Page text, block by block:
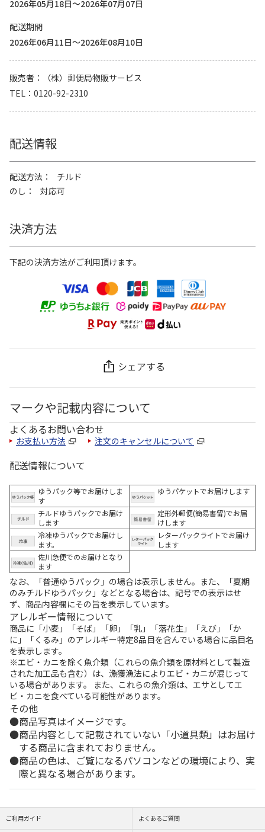
2026年05月18日～2026年07月07日
配送期間
2026年06月11日～2026年08月10日
販売者
（株）郵便局物販サービス
TEL
0120-92-2310
配送情報
配送方法
チルド
のし
対応可
決済方法
下記の決済方法がご利用頂けます。
シェアする
マークや記載内容について
よくあるお問い合わせ
お支払い方法 注文のキャンセルについて
配送情報について
ゆうパック等でお届けしま
す
ゆうパケットでお届けします
チルドゆうパックでお届け
します
定形外郵便(簡易書留)でお届
けします
冷凍ゆうパックでお届けし
ます。
レターパックライトでお届け
します
佐川急便でのお届けとなり
ます
なお、「普通ゆうパック」の場合は表示しません。また、「夏期
のみチルドゆうパック」などとなる場合は、記号での表示はせ
ず、商品内容欄にその旨を表示しています。
アレルギー情報について
商品に「小麦」「そば」「卵」「乳」「落花生」「えび」「か
に」「くるみ」のアレルギー特定8品目を含んでいる場合に品目名
を表示します。
※エビ・カニを除く魚介類（これらの魚介類を原材料として製造
された加工品も含む）は、漁獲漁法によりエビ・カニが混じって
いる場合があります。 また、これらの魚介類は、エサとしてエ
ビ・カニを食べている可能性があります。
その他
商品写真はイメージです。
商品内容として記載されていない「小道具類」はお届け
する商品に含まれておりません。
商品の色は、ご覧になるパソコンなどの環境により、実
際と異なる場合があります。
ご利用ガイド よくあるご質問